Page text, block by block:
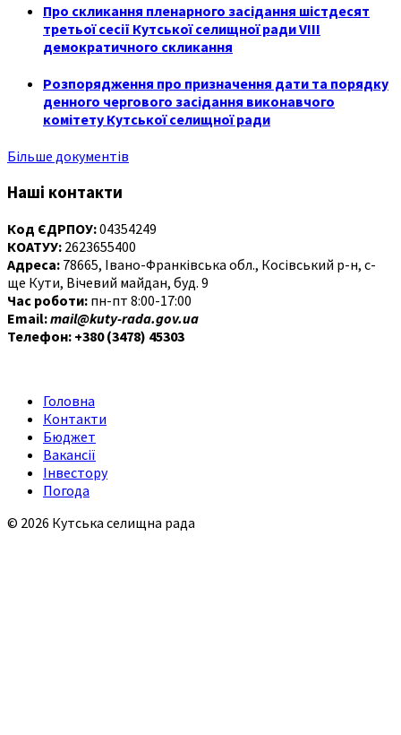
Про скликання пленарного засідання шістдесят
третьої сесії Кутської селищної ради VIII
демократичного скликання
Розпорядження про призначення дати та порядку
денного чергового засідання виконавчого
комітету Кутської селищної ради
Більше документів
Наші контакти
Код ЄДРПОУ:04354249
КОАТУУ: 2623655400
Адреса: 78665, Івано-Франківська обл., Косівський р-н, с-
ще Кути, Вічевий майдан, буд. 9
Час роботи: пн-пт 8:00-17:00
Email:mail@kuty-rada.gov.ua
Телефон: +380 (3478) 45303
Головна
Контакти
Бюджет
Вакансії
Інвестору
Погода
© 2026 Кутська селищна рада